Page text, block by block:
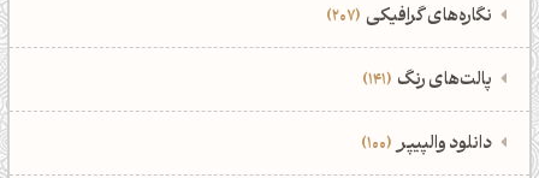
نگاره‌های گرافیکی 207
‌همه دسته‌بندی‌های نگاره‌های گرافیکی
نمایش همه نگاره‌ها
‌پالت‌های رنگ 141
‌همه دسته‌بندی‌های پالت‌های رنگ
‌دانلود والپیپر 100